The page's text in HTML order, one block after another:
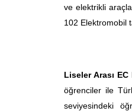
ve elektrikli
102 Elektromobil
Liseler Arası EC
öğrenciler ile
seviyesindeki